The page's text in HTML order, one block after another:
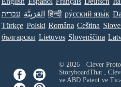
עברית العَرَبِيَّة हिन्दी ру́сский язы́к
Türkçe Polski Româna Ceština
български Lietuvos Slovenščina
© 2026 - Clever
StoryboardThat ,
ve ABD Patent ve